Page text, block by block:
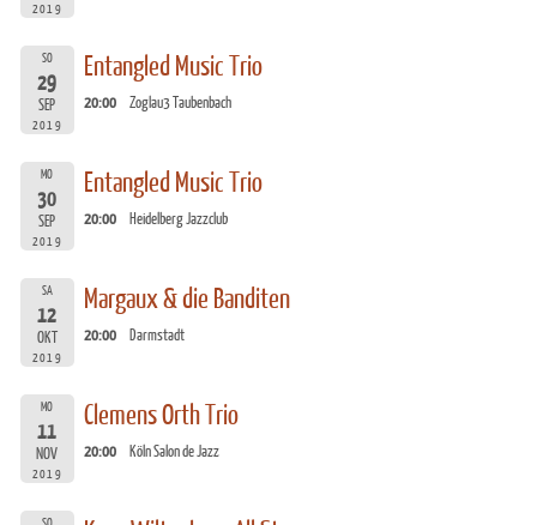
2019
SO
29
SEP
2019
Entangled Music Trio
20:00 Zoglau3 Taubenbach
MO
30
SEP
2019
Entangled Music Trio
20:00 Heidelberg Jazzclub
SA
12
OKT
2019
Margaux & die Banditen
20:00 Darmstadt
MO
11
NOV
2019
Clemens Orth Trio
20:00 Köln Salon de Jazz